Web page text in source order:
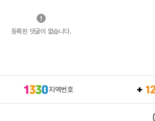
등록된 댓글이 없습니다.
지역번호